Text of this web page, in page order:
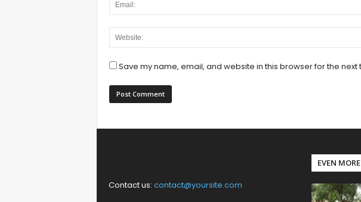
Save my name, email, and website in this browser for the next
Contact us: contact@yoursite.com
EVEN